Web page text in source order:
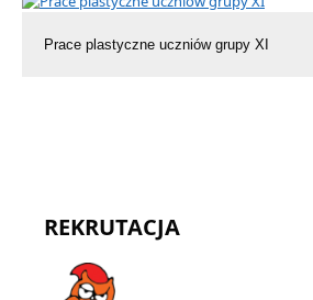
REKRUTACJA
Prace plastyczne uczniów grupy XI